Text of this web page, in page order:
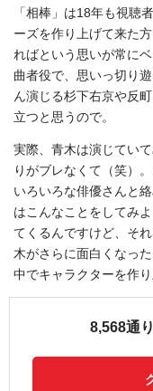
「相棒」は18年も視聴
ーズを作り上げて来た
ればという思いが常に
曲者役で、思いっ切り
ん演じる杉下右京や反
立つと思うので。
実際、青木は演じてい
りがブレなくて（笑）
いろいろな俳優さんと
はこんなことをしてみ
てくるんですけど、そ
木がさらに面白くなっ
中でキャラクターを作
8,568通